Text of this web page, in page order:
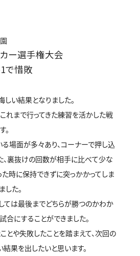
ー選手権大会
で惜敗
い結果となりました。
れまで行ってきた練習を活かした戦
。
場面が多々あり、コーナーで押し込
、裏抜けの回数が相手に比べて少な
た時に保持できずに突っかかってしま
した。
ては最後までどちらが勝つのかわか
合にすることができました。
とや失敗したことを踏まえて、次回の
果を出したいと思います。